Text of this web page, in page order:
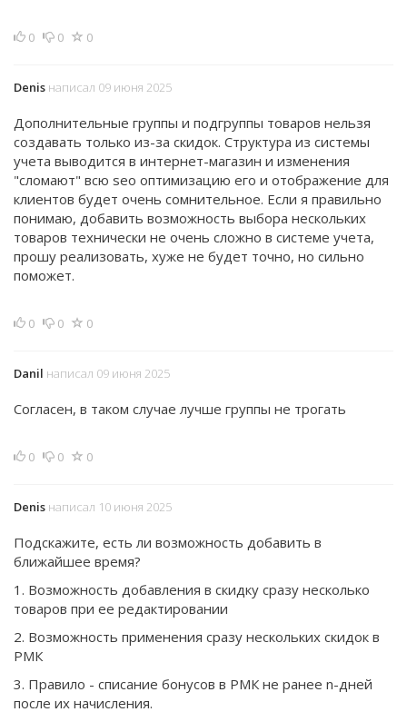
0 0 0
Denis написал 09 июня 2025
Дополнительные группы и подгруппы товаров нельзя
создавать только из-за скидок. Структура из системы
учета выводится в интернет-магазин и изменения
"сломают" всю seo оптимизацию его и отображение для
клиентов будет очень сомнительное. Если я правильно
понимаю, добавить возможность выбора нескольких
товаров технически не очень сложно в системе учета,
прошу реализовать, хуже не будет точно, но сильно
поможет.
0 0 0
Danil написал 09 июня 2025
Согласен, в таком случае лучше группы не трогать
0 0 0
Denis написал 10 июня 2025
Подскажите, есть ли возможность добавить в
ближайшее время?
1. Возможность добавления в скидку сразу несколько
товаров при ее редактировании
2. Возможность применения сразу нескольких скидок в
РМК
3. Правило - списание бонусов в РМК не ранее n-дней
после их начисления.